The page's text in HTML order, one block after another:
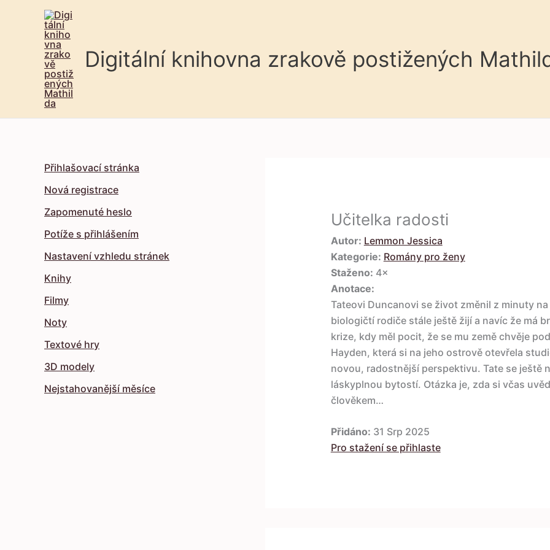
Digitální knihovna zrakově postižených
Přihlašovací stránka
Nová registrace
Zapomenuté heslo
Potíže s přihlášením
Nastavení vzhledu stránek
Knihy
Filmy
Noty
Textové hry
3D modely
Nejstahovanější měsíce
Učitelka radosti
Autor: Lemmon Jessica
Kategorie: Romány pro ženy
Staženo: 4×
Anotace:
Tateovi Duncanovi se život změnil z minuty
biologičtí rodiče stále ještě žijí a navíc že má
krize, kdy měl pocit, že se mu země chvěje
Hayden, která si na jeho ostrově otevřela
novou, radostnější perspektivu. Tate se ještě
láskyplnou bytostí. Otázka je, zda si včas
člověkem…
Přidáno: 31 Srp 2025
Pro stažení se přihlaste